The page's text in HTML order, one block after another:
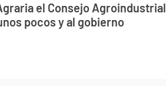
el Consejo Agroindustrial
pocos y al gobierno